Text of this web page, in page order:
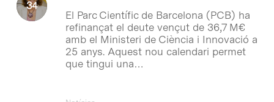
El Parc Científic de Barcelona (PCB) ha
refinançat el deute vençut de 36,7 M€
amb el Ministeri de Ciència i Innovació a
25 anys. Aquest nou calendari permet
que tingui una…